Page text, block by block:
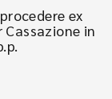
ex
in